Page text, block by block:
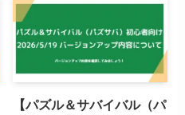
【パズル＆サバイバル（パ